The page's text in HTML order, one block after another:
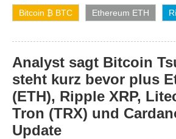
Bitcoin ₿ BTC
Ethereum ETH
Analyst sagt Bitcoin
steht kurz bevor plus
(ETH), Ripple XRP,
Tron (TRX) und
Update